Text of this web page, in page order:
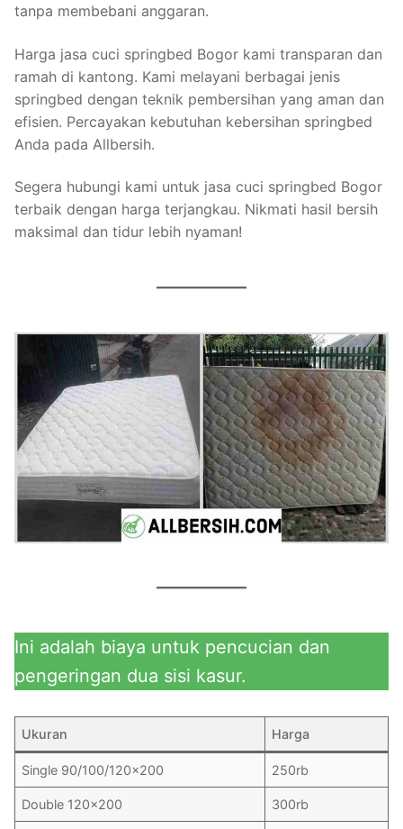
tanpa membebani anggaran.
Harga jasa cuci springbed Bogor kami transparan dan
ramah di kantong. Kami melayani berbagai jenis
springbed dengan teknik pembersihan yang aman dan
efisien. Percayakan kebutuhan kebersihan springbed
Anda pada Allbersih.
Segera hubungi kami untuk jasa cuci springbed Bogor
terbaik dengan harga terjangkau. Nikmati hasil bersih
maksimal dan tidur lebih nyaman!
Ini adalah biaya untuk pencucian dan
pengeringan dua sisi kasur.
Ukuran Harga
Single 90/100/120×200 250rb
Double 120×200 300rb